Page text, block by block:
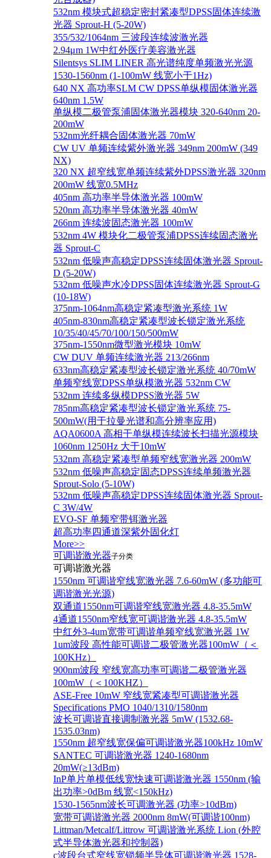
532nm 模块式超稳定密封紧凑型DPSS固体连续激
光器 Sprout-H (5-20W)
355/532/1064nm 三波段连续波激光器
2.94μm 1W中红外医疗美容激光器
Silentsys SLIM LINER 高光谱纯度单频激光光源
1530-1560nm (1-100mW 线宽小于1Hz)
640 NX 高功率SLM CW DPSS单纵模固体激光器
640nm 1.5W
单纵模二极管泵浦固体激光器模块 320-640nm 20-
200mW
532nm光纤耦合固体激光器 70mW
CW UV 单频连续紫外激光器 349nm 200mW (349
NX)
320 NX 超窄线宽单频连续紫外DPSS激光器 320nm
200mW 线宽0.5MHz
405nm 高功率半导体激光器 100mW
520nm 高功率半导体激光器 40mW
266nm 连续波固态激光器 100mW
532nm 4W 模块化二极管泵浦DPSS连续固态激光
器 Sprout-C
532nm 低噪声高稳定DPSS连续固体激光器 Sprout-
D (5-20W)
532nm 低噪声水冷DPSS固体连续激光器 Sprout-G
(10-18W)
375nm-1064nm高稳定紧凑型激光系统 1W
405nm-830nm高稳定紧凑型波长锁定激光系统
10/35/40/45/70/100/150/500mW
375nm-1550nm微型激光模块 10mW
CW DUV 单频连续激光器 213/266nm
633nm高稳定紧凑型波长锁定激光系统 40/70mW
单频窄线宽DPSS单纵模激光器 532nm CW
532nm 连续多纵模DPSS激光器 5W
785nm高稳定紧凑型波长锁定激光系统 75-
500mW(用于拉曼光谱和高分辨率应用)
AQA0600A 高相干单纵模连续波长扫描光源模块
1060nm 1250Hz 大于10mW
532nm 高稳定紧凑型单频窄线宽激光器 200mW
532nm 低噪声高稳定固态DPSS连续单频激光器
Sprout‐Solo (5-10W)
532nm 低噪声高稳定DPSS连续固体激光器 Sprout-
C 3W/4W
EVO-SF 单频窄带铒激光器
超高功率四通道深紫外固化灯
More>>
可调谐激光器子分类
可调谐激光器
1550nm 可调谐窄线宽激光器 7.6-60mW (多功能可
调谐激光光源)
双通道1550nm可调谐窄线宽激光器 4.8-35.5mW
4通道1550nm窄线宽可调谐激光器 4.8-35.5mW
中红外3-4um宽带可调谐单频窄线宽激光器 1W
1um波段 高性能可调谐二极管激光器100mW（＜
100KHz）
900nm波段 窄线宽高功率可调谐二极管激光器
100mW（＜100KHZ）
ASE-Free 10mW 窄线宽紧凑型可调谐激光器
Specifications PMO 1040/1310/1580nm
波长可调谐直接调制激光器 5mW (1532.68-
1535.03nm)
1550nm 超窄线宽保偏可调谐激光器100kHz 10mW
SANTEC 可调谐激光器 1240-1680nm
20mW(≥13dBm)
InP单片单模低线宽快速可调谐激光器 1550nm (输
出功率>0dBm 线宽<150kHz)
1530-1565nm波长可调激光器 (功率>10dBm)
宽带可调谐激光器 2000nm 8mW(可调谐100nm)
Littman/Metcalf/Littrow 可调谐激光系统 Lion (外腔
式半导体激光器和控制器)
c波段台式窄线宽锁频半导体可调谐激光器 1528-